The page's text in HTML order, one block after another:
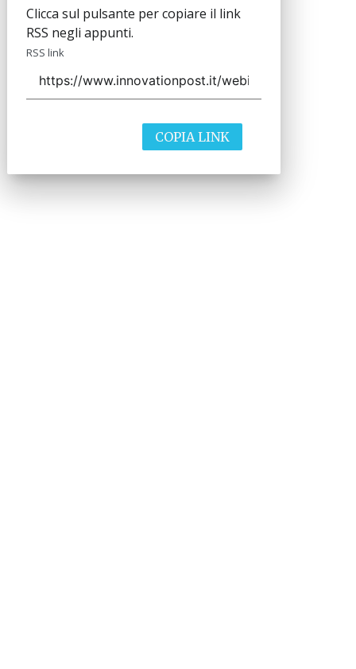
Clicca sul pulsante per copiare il link
RSS negli appunti.
RSS link
COPIA LINK